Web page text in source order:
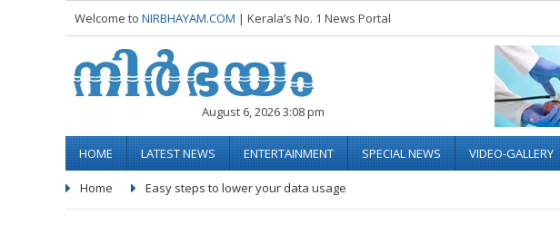
Welcome to NIRBHAYAM.COM | Kerala’s No. 1 News Portal
August 6, 2026 3:08 pm
HOME LATEST NEWS ENTERTAINMENT SPECIAL NEWS VIDEO-GALLERY
Home Easy steps to lower your data usage